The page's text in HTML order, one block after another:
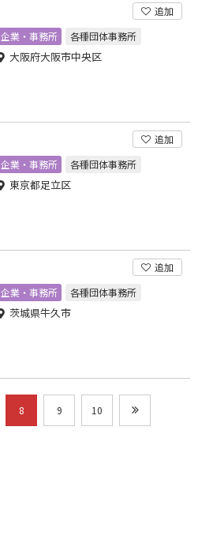
追加
企業・事務所
各種団体事務所
大阪府大阪市中央区
追加
企業・事務所
各種団体事務所
東京都足立区
追加
企業・事務所
各種団体事務所
茨城県牛久市
8 9 10